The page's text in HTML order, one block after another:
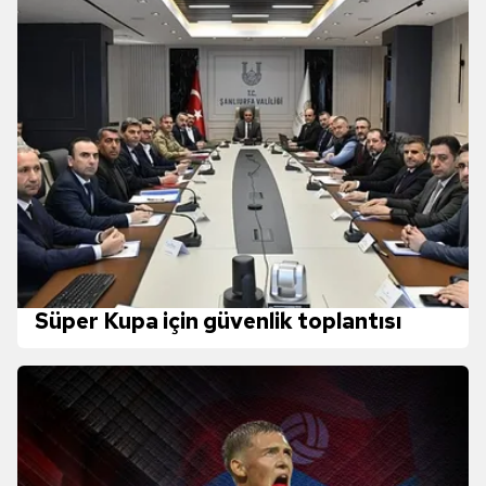
reklam/pazarlama faaliyetlerinin yapılması, amaçlarıyla
sınırlı olarak açık rızanız dahilinde kullanılacaktır.
Çerezlere ilişkin tercihlerinizi aşağıda yer alan panel
vasıtasıyla belirleyebilirsiniz. Çerezlere ilişkin detaylı bilgi
için Ayarlar butonuna tıklayabilir,Çerez Bilgilendirme
Metnimiziziyaret edebilirsiniz.
6698 sayılı Kişisel Verilerin Korunması Kanunu uyarınca
hazırlanmış Aydınlatma Metnimizi okumak ve sitemizde
ilgili mevzuata uygun olarak kullanılan çerezlerle ilgili bilgi
almak için lütfen
tıklayınız.
Süper Kupa için güvenlik toplantısı